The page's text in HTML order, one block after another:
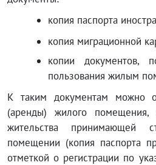
копия паспорта
копия миграционной
копии документов,
пользования жилым
К таким документам можно
(аренды) жилого помещения,
жительства принимающей
помещении (копия паспорта
отметкой о регистрации по